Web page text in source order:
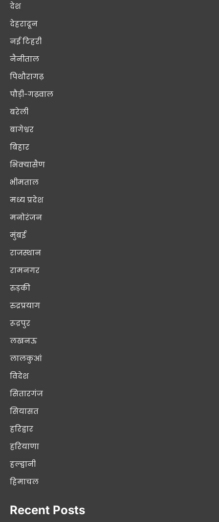
देश
देहरादून
नई टिहरी
नैनीताल
पिथौरागढ़
पौड़ी-गढ़वाल
बरेली
बागेश्वर
बिहार
भिक्यासैण
भीमताल
मध्य प्रदेश
मनोरंजन
मुंबई
राजस्थान
रामनगर
रुड़की
रुद्रप्रयाग
रूद्रपुर
लखनऊ
लालकुआं
विदेश
सितारगंज
सियासत
हरिद्वार
हरियाणा
हल्द्वानी
हिमाचल
Recent Posts